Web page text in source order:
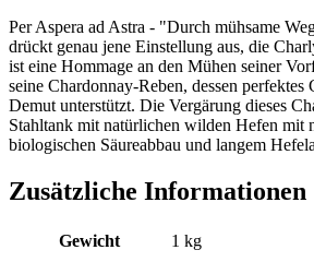
Per Aspera ad Astra - "Durch mühsame
drückt genau jene Einstellung aus, die
ist eine Hommage an den Mühen seiner
seine Chardonnay-Reben, dessen perfektes
Demut unterstützt. Die Vergärung dieses
Stahltank mit natürlichen wilden Hefen mit
biologischen Säureabbau und langem
Zusätzliche Informationen
Gewicht 1 kg